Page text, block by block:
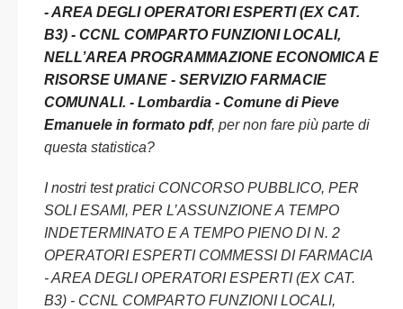
- AREA DEGLI OPERATORI ESPERTI (EX CAT.
B3) - CCNL COMPARTO FUNZIONI LOCALI,
NELL’AREA PROGRAMMAZIONE ECONOMICA E
RISORSE UMANE - SERVIZIO FARMACIE
COMUNALI. - Lombardia - Comune di Pieve
Emanuele in formato pdf, per non fare più parte di
questa statistica?
I nostri test pratici CONCORSO PUBBLICO, PER
SOLI ESAMI, PER L’ASSUNZIONE A TEMPO
INDETERMINATO E A TEMPO PIENO DI N. 2
OPERATORI ESPERTI COMMESSI DI FARMACIA
- AREA DEGLI OPERATORI ESPERTI (EX CAT.
B3) - CCNL COMPARTO FUNZIONI LOCALI,